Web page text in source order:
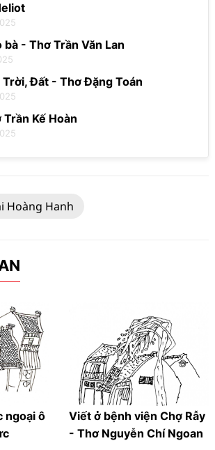
bà - Thơ Trần Văn Lan
Trời, Đất - Thơ Đặng Toán
Kế Hoàn
Hoàng Hanh
ngoại ô
Viết ở bệnh viện Chợ Rẫy
- Thơ Nguyễn Chí Ngoan